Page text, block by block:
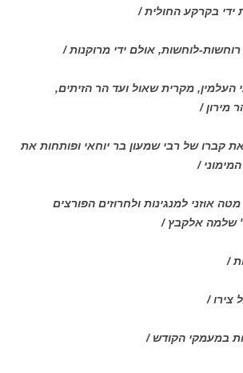
ידי בקרקע החולית /
לוחשות, אולם ידי מרוקנות /
מקרית שאול ועד הר הזיתים,
מירון /
קברו של רבי שמעון בר יוחאי ופותחות את
/
אוזני למנגינות ולחרוזים הפורצים
שלמה אלקבץ /
/
צירו /
במעמקי הקודש /